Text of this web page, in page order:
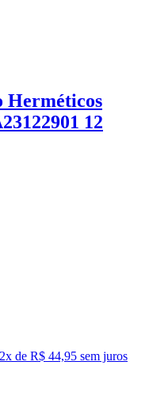
Herméticos
12
2x de R$ 44,95 sem juros